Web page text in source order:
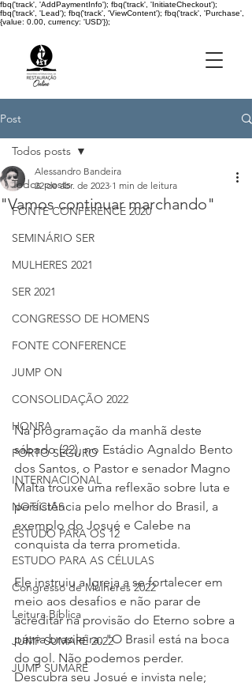
fbq('track', 'AddPaymentInfo'); fbq('track', 'InitiateCheckout');
fbq('track', 'Lead'); fbq('track', 'ViewContent'); fbq('track', 'Purchase',
{value: 0.00, currency: 'USD'});
Post
Todos posts
FONTE CONFERENCE 2020
SEMINÁRIO SER
MULHERES 2021
SER 2021
CONGRESSO DE HOMENS
FONTE CONFERENCE
JUMP ON
CONSOLIDAÇÃO 2022
HONRA
PORTO SEGURO
INTERNACIONAL
NOTÍCIAS
ESTUDO PARA OS 12
ESTUDO PARA AS CÉLULAS
Congresso de Mulheres 2022
Leitura Bíblica
JUMP SUMARÉ 2022
JUMP SUMARÉ
Todos posts
"Vamos continuar marchando"
Alessandro Bandeira
22 de abr. de 2023 1 min de leitura
Na programação da manhã deste
sábado (22), no Estádio Agnaldo Bento
dos Santos, o Pastor e senador Magno
Malta trouxe uma reflexão sobre luta e
persistência pelo melhor do Brasil, a
exemplo do Josué e Calebe na
conquista da terra prometida.
Ele instruiu a Igreja a se fortalecer em
meio aos desafios e não parar de
acreditar na provisão do Eterno sobre a
pátria brasileira. "O Brasil está na boca
do gol. Não podemos perder.
Descubra seu Josué e invista nele;